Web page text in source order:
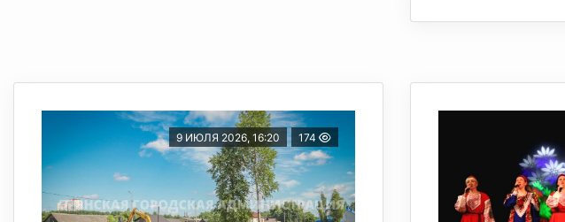
9 ИЮЛЯ 2026, 16:20 174